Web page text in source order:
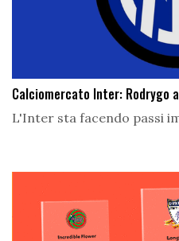
Calciomercato Inter: Rodrygo
L'Inter sta facendo passi